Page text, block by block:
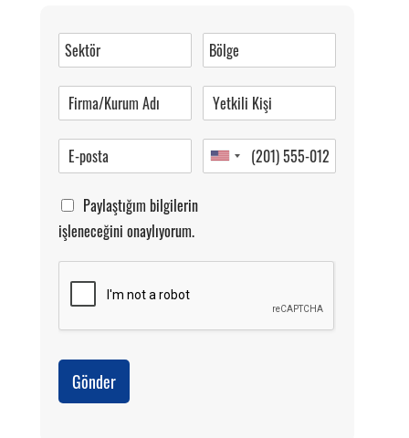
0 (216) 462 49 34
Pazartesi-Cumartesi 09.00-20.00
Paylaştığım bilgilerin
işleneceğini onaylıyorum.
Gönder